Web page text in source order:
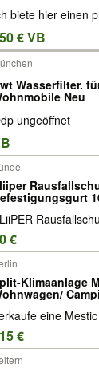
biete hier einen
€ VB
Wasserfilter.
Neu
ungeöffnet
€
Klimaanlage
eine
€